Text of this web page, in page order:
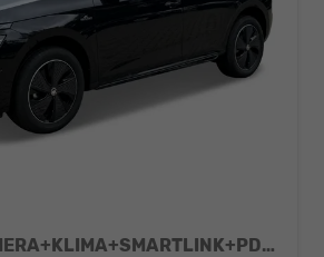
Extra Plus KAMERA+KLIMA+SMARTLINK+PDC+LED+TEMPOMAT